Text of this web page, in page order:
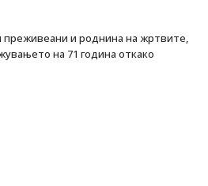
преживеани и роднина на жртвите,
на 71 година откако